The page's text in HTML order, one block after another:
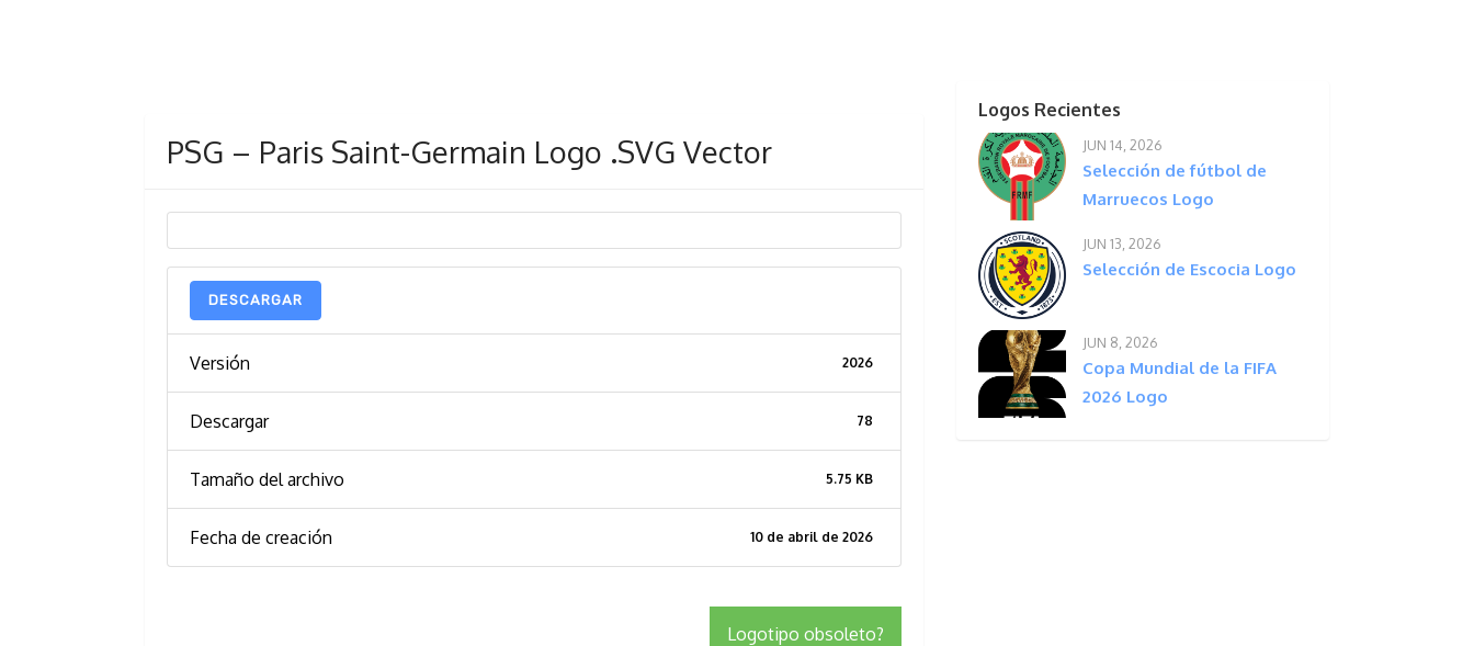
PSG – Paris Saint-Germain Logo .SVG Vector
DESCARGAR
Versión 2026
Descargar 78
Tamaño del archivo 5.75 KB
Fecha de creación 10 de abril de 2026
Logotipo obsoleto?
Logos Recientes
JUN 14, 2026
Selección de fútbol de
Marruecos Logo
JUN 13, 2026
Selección de Escocia Logo
JUN 8, 2026
Copa Mundial de la FIFA
2026 Logo